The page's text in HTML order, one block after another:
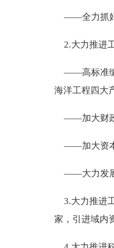
——全力抓好
2.大力推进
——高标准编
海洋工程四大
——加大财政
——加大资本
——大力发展
3.大力推进
家，引进域内